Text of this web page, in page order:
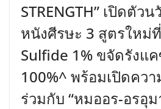
STRENGTH” เปิดตัว
หนังศีรษะ 3 สูตรใหม่
Sulfide 1% ขจัดรังแ
100%^ พร้อมเปิดควา
ร่วมกับ “หมออร-อรอุม